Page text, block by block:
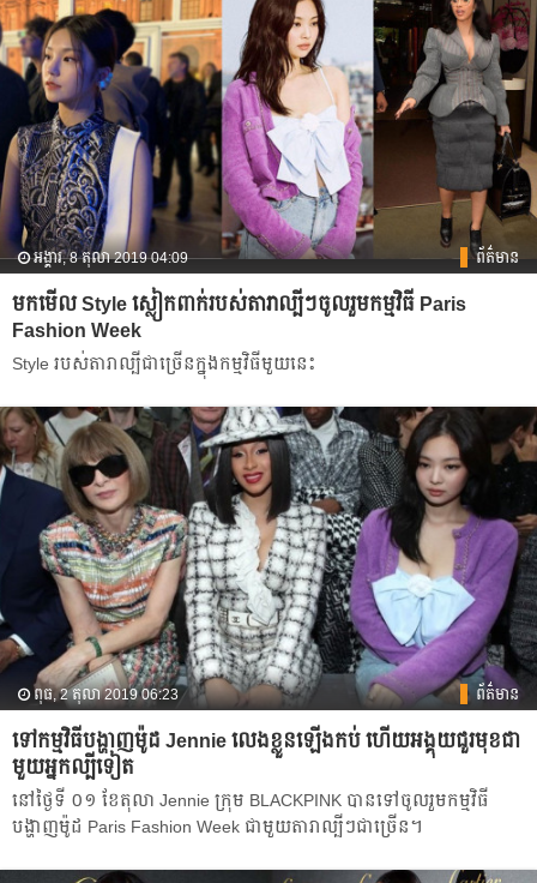
អង្គារ, 8 តុលា 2019 04:09 ព័ត៌មាន
មក​មើល​ Style ស្លៀកពាក់​របស់​តារា​ល្បី​ៗ​ចូល​រួមកម្មវិធី Paris
Fashion Week
Style របស់​តារា​ល្បី​ជា​ច្រើន​ក្នុង​កម្មវិធី​មួយ​នេះ
ពុធ, 2 តុលា 2019 06:23 ព័ត៌មាន
ទៅកម្មវិធីបង្ហាញម៉ូដ Jennie លេងខ្លួនឡើងកប់ ហើយអង្គុយជួរមុខជា
មួយអ្នកល្បីទៀត
នៅ​ថ្ងៃ​ទី​ ០១ ខែតុលា Jennie ក្រុម BLACKPINK បាន​ទៅ​ចូលរួម​កម្មវិធី​
បង្ហាញ​ម៉ូដ​ Paris Fashion Week ជាមួយ​តារា​ល្បីៗ​ជាច្រើន។